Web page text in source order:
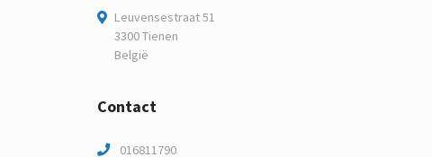
Leuvensestraat 51
3300 Tienen
België
Contact
016811790